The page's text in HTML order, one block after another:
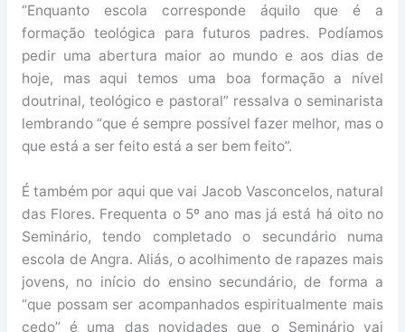
“Enquanto escola corresponde áquilo que é a
formação teológica para futuros padres. Podíamos
pedir uma abertura maior ao mundo e aos dias de
hoje, mas aqui temos uma boa formação a nível
doutrinal, teológico e pastoral” ressalva o seminarista
lembrando “que é sempre possível fazer melhor, mas o
que está a ser feito está a ser bem feito”.
É também por aqui que vai Jacob Vasconcelos, natural
das Flores. Frequenta o 5º ano mas já está há oito no
Seminário, tendo completado o secundário numa
escola de Angra. Aliás, o acolhimento de rapazes mais
jovens, no início do ensino secundário, de forma a
“que possam ser acompanhados espiritualmente mais
cedo” é uma das novidades que o Seminário vai